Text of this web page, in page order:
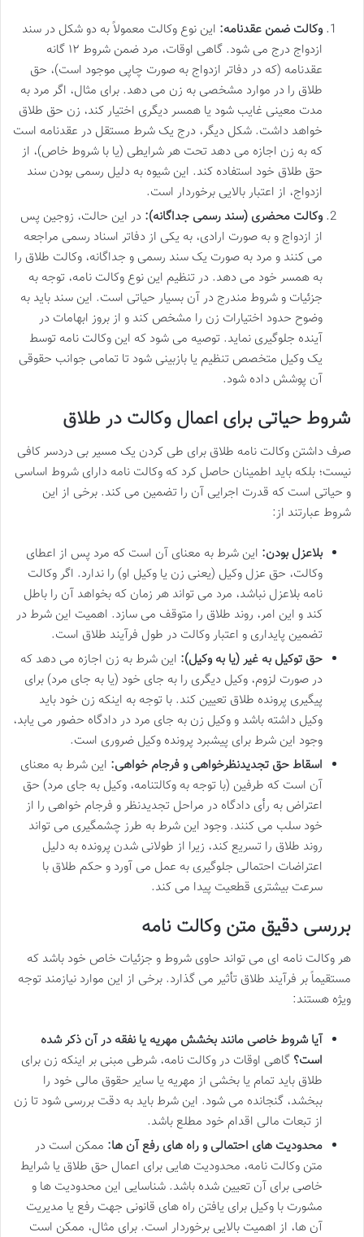
وکالت ضمن عقدنامه: این نوع وکالت معمولاً به دو شکل در سند
ازدواج درج می شود. گاهی اوقات، مرد ضمن شروط ۱۲ گانه
عقدنامه (که در دفاتر ازدواج به صورت چاپی موجود است)، حق
طلاق را در موارد مشخصی به زن می دهد. برای مثال، اگر مرد به
مدت معینی غایب شود یا همسر دیگری اختیار کند، زن حق طلاق
خواهد داشت. شکل دیگر، درج یک شرط مستقل در عقدنامه است
که به زن اجازه می دهد تحت هر شرایطی (یا با شروط خاص)، از
حق طلاق خود استفاده کند. این شیوه به دلیل رسمی بودن سند
ازدواج، از اعتبار بالایی برخوردار است.
وکالت محضری (سند رسمی جداگانه): در این حالت، زوجین پس
از ازدواج و به صورت ارادی، به یکی از دفاتر اسناد رسمی مراجعه
می کنند و مرد به صورت یک سند رسمی و جداگانه، وکالت طلاق را
به همسر خود می دهد. در تنظیم این نوع وکالت نامه، توجه به
جزئیات و شروط مندرج در آن بسیار حیاتی است. این سند باید به
وضوح حدود اختیارات زن را مشخص کند و از بروز ابهامات در
آینده جلوگیری نماید. توصیه می شود که این وکالت نامه توسط
یک وکیل متخصص تنظیم یا بازبینی شود تا تمامی جوانب حقوقی
آن پوشش داده شود.
شروط حیاتی برای اعمال وکالت در طلاق
صرف داشتن وکالت نامه طلاق برای طی کردن یک مسیر بی دردسر کافی
نیست؛ بلکه باید اطمینان حاصل کرد که وکالت نامه دارای شروط اساسی
و حیاتی است که قدرت اجرایی آن را تضمین می کند. برخی از این
شروط عبارتند از:
بلاعزل بودن: این شرط به معنای آن است که مرد پس از اعطای
وکالت، حق عزل وکیل (یعنی زن یا وکیل او) را ندارد. اگر وکالت
نامه بلاعزل نباشد، مرد می تواند هر زمان که بخواهد آن را باطل
کند و این امر، روند طلاق را متوقف می سازد. اهمیت این شرط در
تضمین پایداری و اعتبار وکالت در طول فرآیند طلاق است.
حق توکیل به غیر (یا به وکیل): این شرط به زن اجازه می دهد که
در صورت لزوم، وکیل دیگری را به جای خود (یا به جای مرد) برای
پیگیری پرونده طلاق تعیین کند. با توجه به اینکه زن خود باید
وکیل داشته باشد و وکیل زن به جای مرد در دادگاه حضور می یابد،
وجود این شرط برای پیشبرد پرونده وکیل ضروری است.
اسقاط حق تجدیدنظرخواهی و فرجام خواهی: این شرط به معنای
آن است که طرفین (با توجه به وکالتنامه، وکیل به جای مرد) حق
اعتراض به رأی دادگاه در مراحل تجدیدنظر و فرجام خواهی را از
خود سلب می کنند. وجود این شرط به طرز چشمگیری می تواند
روند طلاق را تسریع کند، زیرا از طولانی شدن پرونده به دلیل
اعتراضات احتمالی جلوگیری به عمل می آورد و حکم طلاق با
سرعت بیشتری قطعیت پیدا می کند.
بررسی دقیق متن وکالت نامه
هر وکالت نامه ای می تواند حاوی شروط و جزئیات خاص خود باشد که
مستقیماً بر فرآیند طلاق تأثیر می گذارد. برخی از این موارد نیازمند توجه
ویژه هستند:
آیا شروط خاصی مانند بخشش مهریه یا نفقه در آن ذکر شده
است؟ گاهی اوقات در وکالت نامه، شرطی مبنی بر اینکه زن برای
طلاق باید تمام یا بخشی از مهریه یا سایر حقوق مالی خود را
ببخشد، گنجانده می شود. این شرط باید به دقت بررسی شود تا زن
از تبعات مالی اقدام خود مطلع باشد.
محدودیت های احتمالی و راه های رفع آن ها: ممکن است در
متن وکالت نامه، محدودیت هایی برای اعمال حق طلاق یا شرایط
خاصی برای آن تعیین شده باشد. شناسایی این محدودیت ها و
مشورت با وکیل برای یافتن راه های قانونی جهت رفع یا مدیریت
آن ها، از اهمیت بالایی برخوردار است. برای مثال، ممکن است